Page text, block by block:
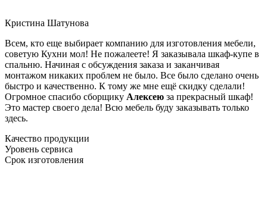
Кристина Шатунова
Всем, кто еще выбирает компанию для изготовления мебели,
советую Кухни мол! Не пожалеете! Я заказывала шкаф-купе в
спальню. Начиная с обсуждения заказа и заканчивая
монтажом никаких проблем не было. Все было сделано очень
быстро и качественно. К тому же мне ещё скидку сделали!
Огромное спасибо сборщику Алексею за прекрасный шкаф!
Это мастер своего дела! Всю мебель буду заказывать только
здесь.
Качество продукции
Уровень сервиса
Срок изготовления